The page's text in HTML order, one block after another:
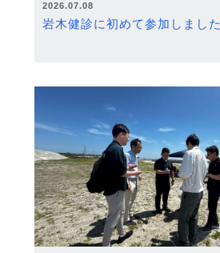
2026.07.08
岩木健診に初めて参加しました